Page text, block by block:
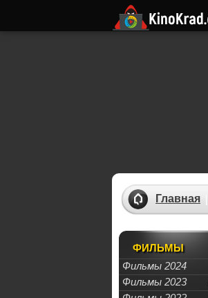
Главная
ФИЛЬМЫ
Фильмы 2024
Фильмы 2023